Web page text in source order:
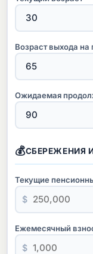
Возраст выхода
Ожидаемая
💰СБЕРЕЖЕНИЯ
Текущие
$
Ежемесячный
$